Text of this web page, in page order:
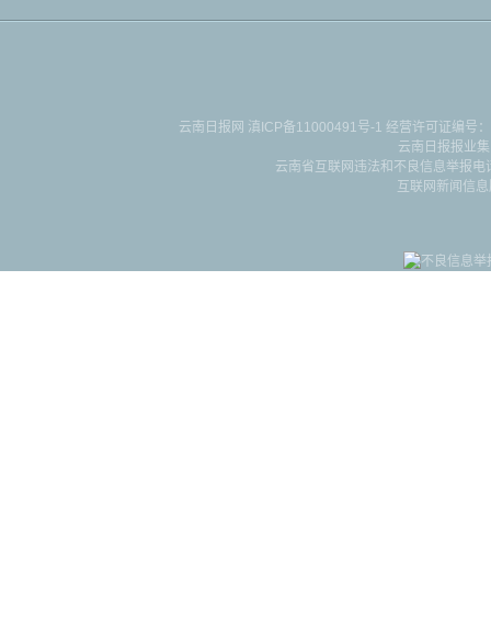
云南日报网 滇ICP备11000491号-1 经营许可证编号
云南日报报业
云南省互联网违法和不良信息举报
互联网新闻信